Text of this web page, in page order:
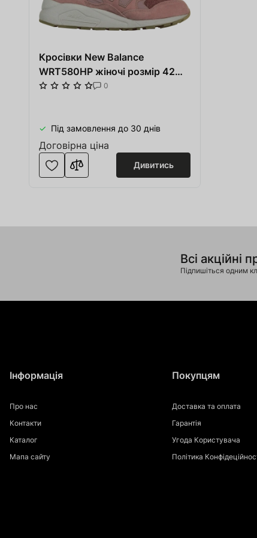
Кросівки New Balance
WRT580HP жіночі розмір 42
(US 9.5) весна-літо рожеві/білі
0
Під замовлення до 30 днів
Договірна ціна
Дивитись
Всі акційні
Підпишіться одним
Інформація
Про нас
Контакти
Каталог
Мапа сайту
Покупцям
Доставка та оплата
Гарантія
Угода Користувача
Політика